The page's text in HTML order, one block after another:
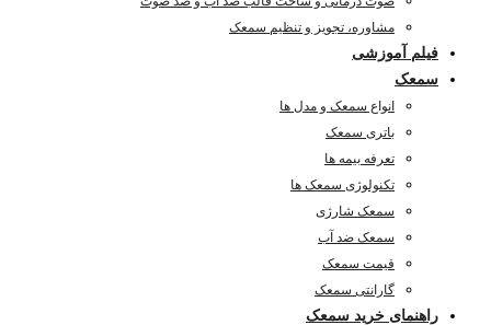
مشاوره، تجویز و تنظیم سمعک
فیلم آموزشی
سمعک
انواع سمعک و مدل ها
باتری سمعک
تعرفه بیمه ها
تکنولوژی سمعک ها
سمعک شارژی
سمعک ضد آب
قیمت سمعک
گارانتی سمعک
راهنمای خرید سمعک